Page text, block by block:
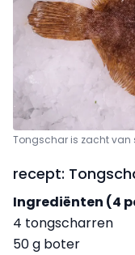
Tongschar is zacht van
recept:
Ingrediënten (4
4 tongscharren
50 g boter